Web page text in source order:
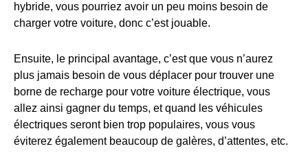
hybride, vous pourriez avoir un peu moins besoin de
charger votre voiture, donc c’est jouable.
Ensuite, le principal avantage, c’est que vous n’aurez
plus jamais besoin de vous déplacer pour trouver une
borne de recharge pour votre voiture électrique, vous
allez ainsi gagner du temps, et quand les véhicules
électriques seront bien trop populaires, vous vous
éviterez également beaucoup de galères, d’attentes, etc.